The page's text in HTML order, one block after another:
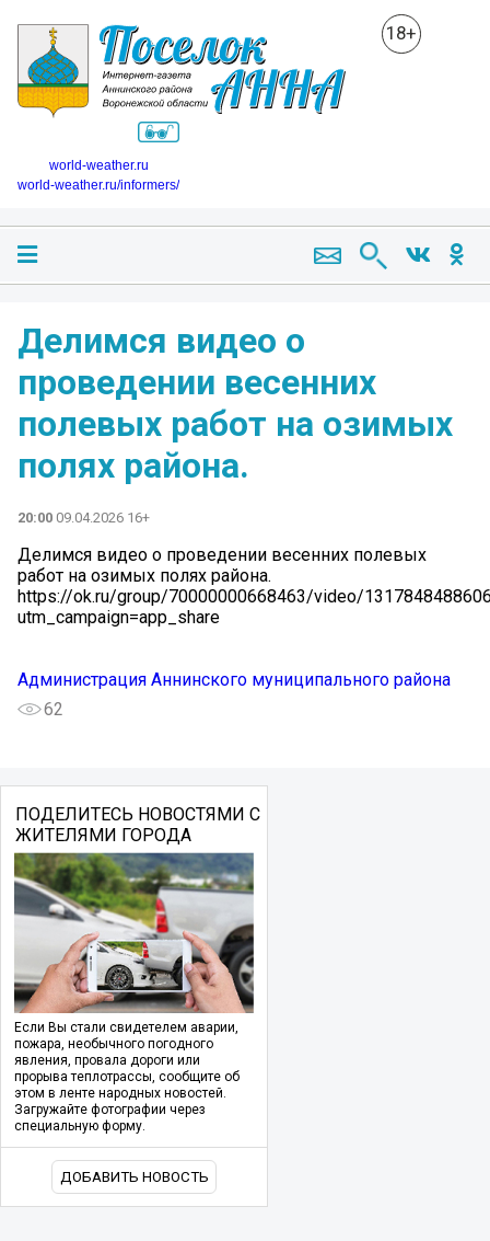
18+
world-weather.ru
world-weather.ru/informers/
Делимся видео о
проведении весенних
полевых работ на озимых
полях района.
20:00 09.04.2026 16+
Делимся видео о проведении весенних полевых
работ на озимых полях района.
https://ok.ru/group/70000000668463/video/
utm_campaign=app_share
Администрация Аннинского муниципального района
62
ПОДЕЛИТЕСЬ НОВОСТЯМИ С
ЖИТЕЛЯМИ ГОРОДА
Если Вы стали свидетелем аварии,
пожара, необычного погодного
явления, провала дороги или
прорыва теплотрассы, сообщите об
этом в ленте народных новостей.
Загружайте фотографии через
специальную форму.
ДОБАВИТЬ НОВОСТЬ